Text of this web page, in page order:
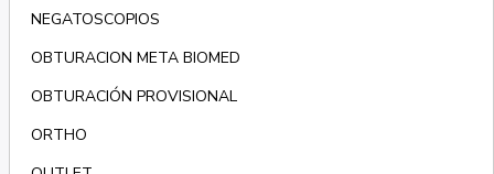
NEGATOSCOPIOS
OBTURACION META BIOMED
OBTURACIÓN PROVISIONAL
ORTHO